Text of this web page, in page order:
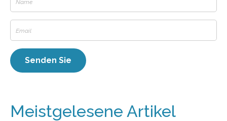
Meistgelesene Artikel